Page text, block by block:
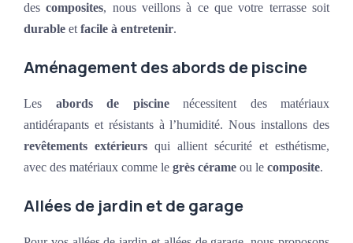
descomposites, nous veillons à ce que votre terrasse soit
durable et facile à entretenir.
Aménagement des abords de piscine
Les abords de piscinenécessitent des matériaux
antidérapants et résistants à l’humidité. Nous installons des
revêtements extérieurs qui allient sécurité et esthétisme,
avec des matériaux comme le grès cérame ou le composite.
Allées de jardin et de garage